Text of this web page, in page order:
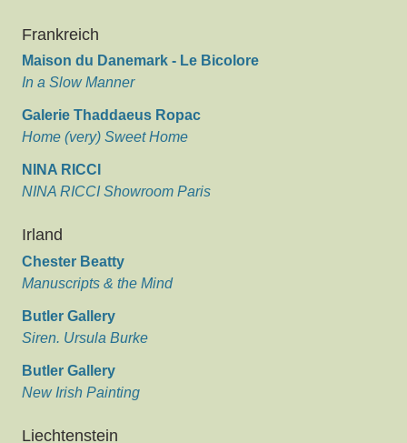
Frankreich
Maison du Danemark - Le Bicolore
In a Slow Manner
Galerie Thaddaeus Ropac
Home (very) Sweet Home
NINA RICCI
NINA RICCI Showroom Paris
Irland
Chester Beatty
Manuscripts & the Mind
Butler Gallery
Siren. Ursula Burke
Butler Gallery
New Irish Painting
Liechtenstein